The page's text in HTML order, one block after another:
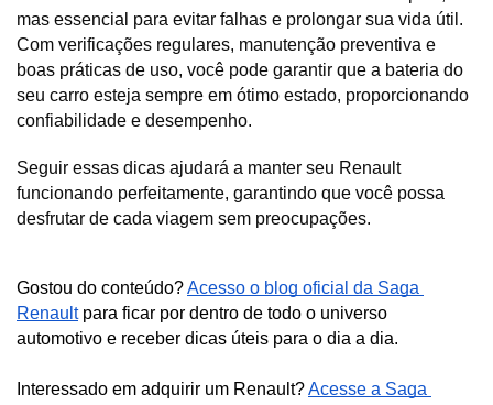
mas essencial para evitar falhas e prolongar sua vida útil.
Com verificações regulares, manutenção preventiva e
boas práticas de uso, você pode garantir que a bateria do
seu carro esteja sempre em ótimo estado, proporcionando
confiabilidade e desempenho.
Seguir essas dicas ajudará a manter seu Renault
funcionando perfeitamente, garantindo que você possa
desfrutar de cada viagem sem preocupações.
Gostou do conteúdo? Acesso o blog oficial da Saga
Renault para ficar por dentro de todo o universo
automotivo e receber dicas úteis para o dia a dia.
Interessado em adquirir um Renault? Acesse a Saga